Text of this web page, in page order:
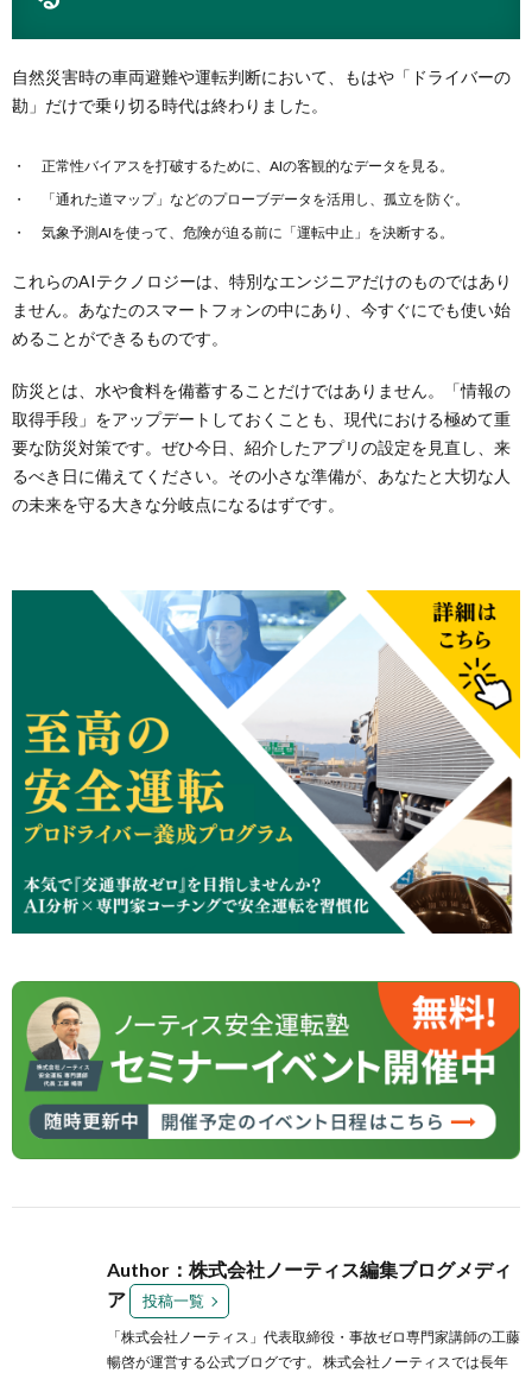
自然災害時の車両避難や運転判断において、もはや「ドライバーの
勘」だけで乗り切る時代は終わりました。
正常性バイアスを打破するために、AIの客観的なデータを見る。
「通れた道マップ」などのプローブデータを活用し、孤立を防ぐ。
気象予測AIを使って、危険が迫る前に「運転中止」を決断する。
これらのAIテクノロジーは、特別なエンジニアだけのものではあり
ません。あなたのスマートフォンの中にあり、今すぐにでも使い始
めることができるものです。
防災とは、水や食料を備蓄することだけではありません。「情報の
取得手段」をアップデートしておくことも、現代における極めて重
要な防災対策です。ぜひ今日、紹介したアプリの設定を見直し、来
るべき日に備えてください。その小さな準備が、あなたと大切な人
の未来を守る大きな分岐点になるはずです。
Author：株式会社ノーティス編集ブログメディ
ア
投稿一覧
「株式会社ノーティス」代表取締役・事故ゼロ専門家講師の工藤
暢啓が運営する公式ブログです。 株式会社ノーティスでは長年